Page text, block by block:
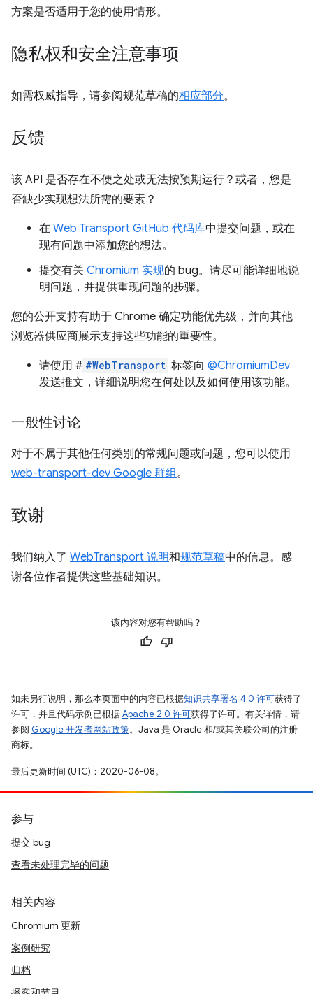
方案是否适用于您的使用情形。
隐私权和安全注意事项
如需权威指导，请参阅规范草稿的相应部分。
反馈
该 API 是否存在不便之处或无法按预期运行？或者，您是
否缺少实现想法所需的要素？
在 Web Transport GitHub 代码库中提交问题，或在
现有问题中添加您的想法。
提交有关 Chromium 实现的 bug。请尽可能详细地说
明问题，并提供重现问题的步骤。
您的公开支持有助于 Chrome 确定功能优先级，并向其他
浏览器供应商展示支持这些功能的重要性。
请使用 # #WebTransport 标签向 @ChromiumDev
发送推文，详细说明您在何处以及如何使用该功能。
一般性讨论
对于不属于其他任何类别的常规问题或问题，您可以使用
web-transport-dev Google 群组。
致谢
我们纳入了 WebTransport 说明和规范草稿中的信息。感
谢各位作者提供这些基础知识。
该内容对您有帮助吗？
如未另行说明，那么本页面中的内容已根据知识共享署名 4.0 许可获得了
许可，并且代码示例已根据Apache 2.0 许可获得了许可。有关详情，请
参阅 Google 开发者网站政策。Java 是 Oracle 和/或其关联公司的注册
商标。
最后更新时间 (UTC)：2020-06-08。
参与
提交 bug
查看未处理完毕的问题
相关内容
Chromium 更新
案例研究
归档